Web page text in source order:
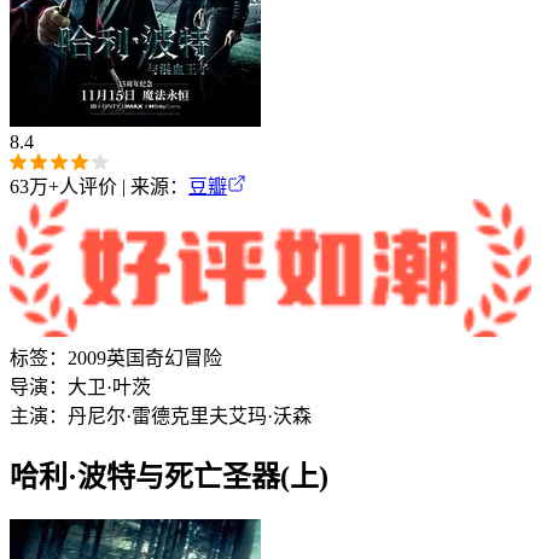
8.4
63万+人评价 | 来源： 豆瓣
标签： 2009英国奇幻冒险
导演： 大卫·叶茨
主演： 丹尼尔·雷德克里夫艾玛·沃森
哈利·波特与死亡圣器(上)